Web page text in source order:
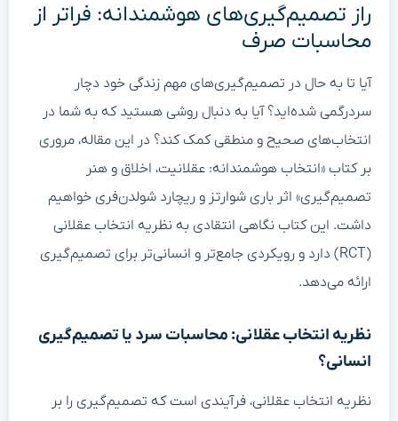
راز تصمیم‌گیری‌های هوشمندانه: فراتر از
محاسبات صرف
آیا تا به حال در تصمیم‌گیری‌های مهم زندگی خود دچار
سردرگمی شده‌اید؟ آیا به دنبال روشی هستید که به شما در
انتخاب‌های صحیح و منطقی کمک کند؟ در این مقاله، مروری
بر کتاب «انتخاب هوشمندانه: عقلانیت، اخلاق و هنر
تصمیم‌گیری» اثر باری شوارتز و ریچارد شولدن‌فری خواهیم
داشت. این کتاب نگاهی انتقادی به نظریه انتخاب عقلانی
(RCT) دارد و رویکردی جامع‌تر و انسانی‌تر برای تصمیم‌گیری
ارائه می‌دهد.
نظریه انتخاب عقلانی: محاسبات سرد یا تصمیم‌گیری
انسانی؟
نظریه انتخاب عقلانی، فرآیندی است که تصمیم‌گیری را بر